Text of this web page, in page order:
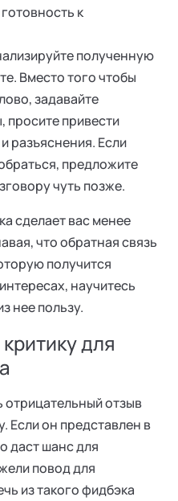
к
полученную
Вместо того чтобы
задавайте
привести
разъяснения. Если
предложите
чуть позже.
сделает вас менее
что обратная связь
получится
научитесь
нее пользу.
для
отрицательный отзыв
Если он представлен в
даст шанс для
повод для
из такого фидбэка